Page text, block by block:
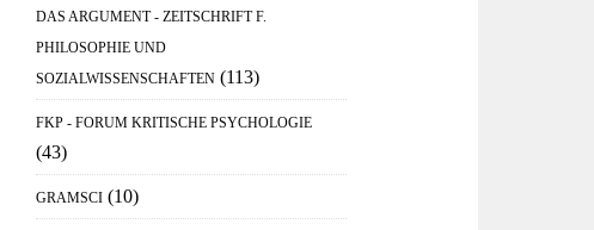
DAS ARGUMENT - ZEITSCHRIFT F.
PHILOSOPHIE UND
SOZIALWISSENSCHAFTEN (113)
FKP - FORUM KRITISCHE PSYCHOLOGIE
(43)
GRAMSCI (10)